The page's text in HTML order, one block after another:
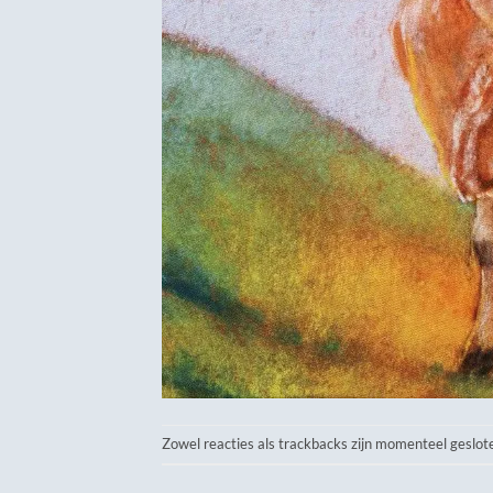
Zowel reacties als trackbacks zijn momenteel